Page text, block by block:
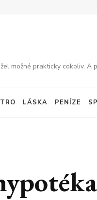
možné prakticky cokoliv.
LÁSKA PENÍZE